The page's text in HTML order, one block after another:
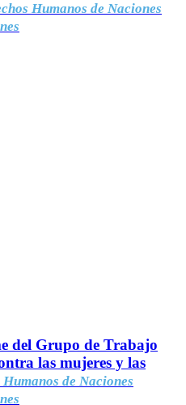
Humanos de Naciones
del Grupo de Trabajo
las mujeres y las
de Naciones